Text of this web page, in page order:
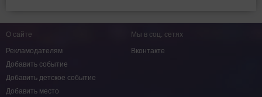
О сайте
Рекламодателям
Добавить событие
Добавить детское событие
Добавить место
Мы в соц. сетях
Вконтакте